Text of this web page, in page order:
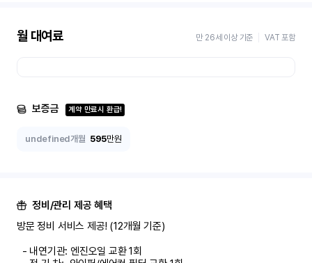
월 대여료 만 26세 이상 기준 VAT 포함
보증금 계약 만료시 환급!
undefined개월 595만원
정비/관리 제공 혜택
방문 정비 서비스 제공! (12개월 기준)